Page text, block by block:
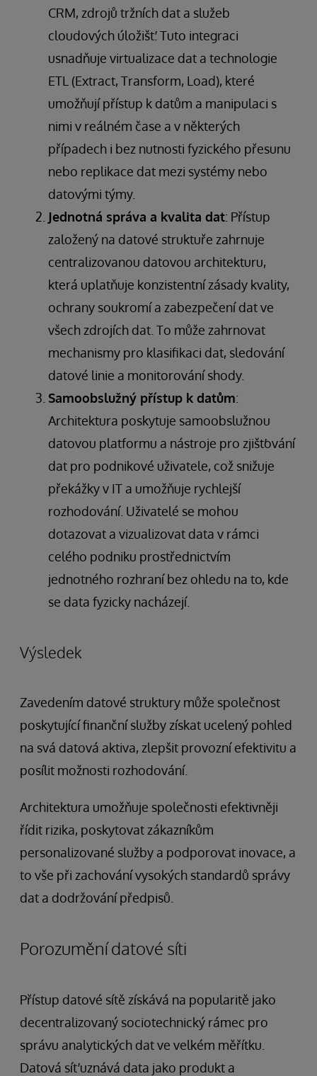
CRM, zdrojů tržních dat a služeb
cloudových úložišť. Tuto integraci
usnadňuje virtualizace dat a technologie
ETL (Extract, Transform, Load), které
umožňují přístup k datům a manipulaci s
nimi v reálném čase a v některých
případech i bez nutnosti fyzického přesunu
nebo replikace dat mezi systémy nebo
datovými týmy.
Jednotná správa a kvalita dat: Přístup
založený na datové struktuře zahrnuje
centralizovanou datovou architekturu,
která uplatňuje konzistentní zásady kvality,
ochrany soukromí a zabezpečení dat ve
všech zdrojích dat. To může zahrnovat
mechanismy pro klasifikaci dat, sledování
datové linie a monitorování shody.
Samoobslužný přístup k datům:
Architektura poskytuje samoobslužnou
datovou platformu a nástroje pro zjišťování
dat pro podnikové uživatele, což snižuje
překážky v IT a umožňuje rychlejší
rozhodování. Uživatelé se mohou
dotazovat a vizualizovat data v rámci
celého podniku prostřednictvím
jednotného rozhraní bez ohledu na to, kde
se data fyzicky nacházejí.
Výsledek
Zavedením datové struktury může společnost
poskytující finanční služby získat ucelený pohled
na svá datová aktiva, zlepšit provozní efektivitu a
posílit možnosti rozhodování.
Architektura umožňuje společnosti efektivněji
řídit rizika, poskytovat zákazníkům
personalizované služby a podporovat inovace, a
to vše při zachování vysokých standardů správy
dat a dodržování předpisů.
Porozumění datové síti
Přístup datové sítě získává na popularitě jako
decentralizovaný sociotechnický rámec pro
správu analytických dat ve velkém měřítku.
Datová síť uznává data jako produkt a